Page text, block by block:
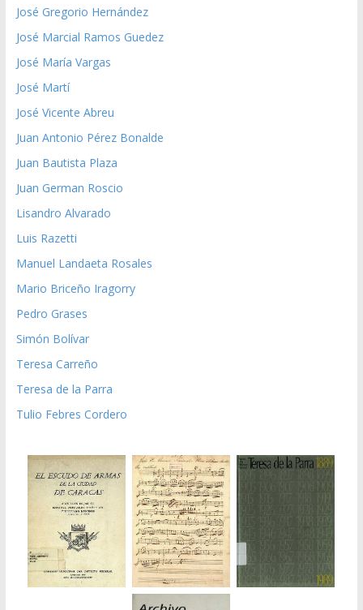
José Gregorio Hernández
José Marcial Ramos Guedez
José María Vargas
José Martí
José Vicente Abreu
Juan Antonio Pérez Bonalde
Juan Bautista Plaza
Juan German Roscio
Lisandro Alvarado
Luis Razetti
Manuel Landaeta Rosales
Mario Briceño Iragorry
Pedro Grases
Simón Bolívar
Teresa Carreño
Teresa de la Parra
Tulio Febres Cordero